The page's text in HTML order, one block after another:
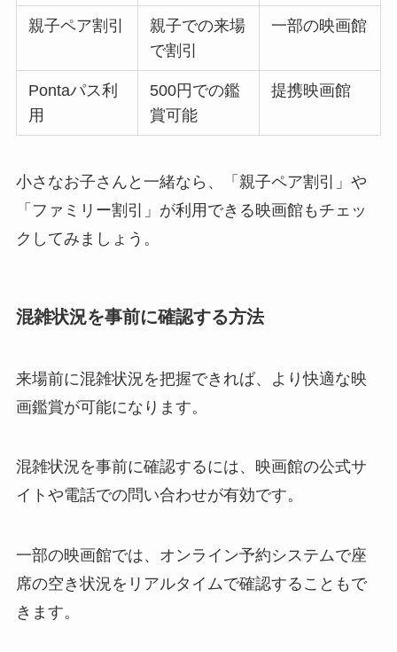
親子ペア割引
親子での来場
で割引
一部の映画館
Pontaパス利
用
500円での鑑
賞可能
提携映画館
小さなお子さんと一緒なら、「親子ペア割引」や
「ファミリー割引」が利用できる映画館もチェッ
クしてみましょう。
混雑状況を事前に確認する方法
来場前に混雑状況を把握できれば、より快適な映
画鑑賞が可能になります。
混雑状況を事前に確認するには、映画館の公式サ
イトや電話での問い合わせが有効です。
一部の映画館では、オンライン予約システムで座
席の空き状況をリアルタイムで確認することもで
きます。